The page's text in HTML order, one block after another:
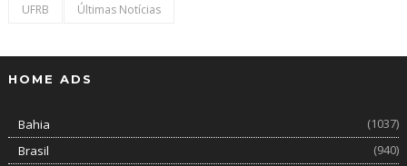
UFRB
Últimas Notícias
HOME ADS
Bahia
(1037)
Brasil
(940)